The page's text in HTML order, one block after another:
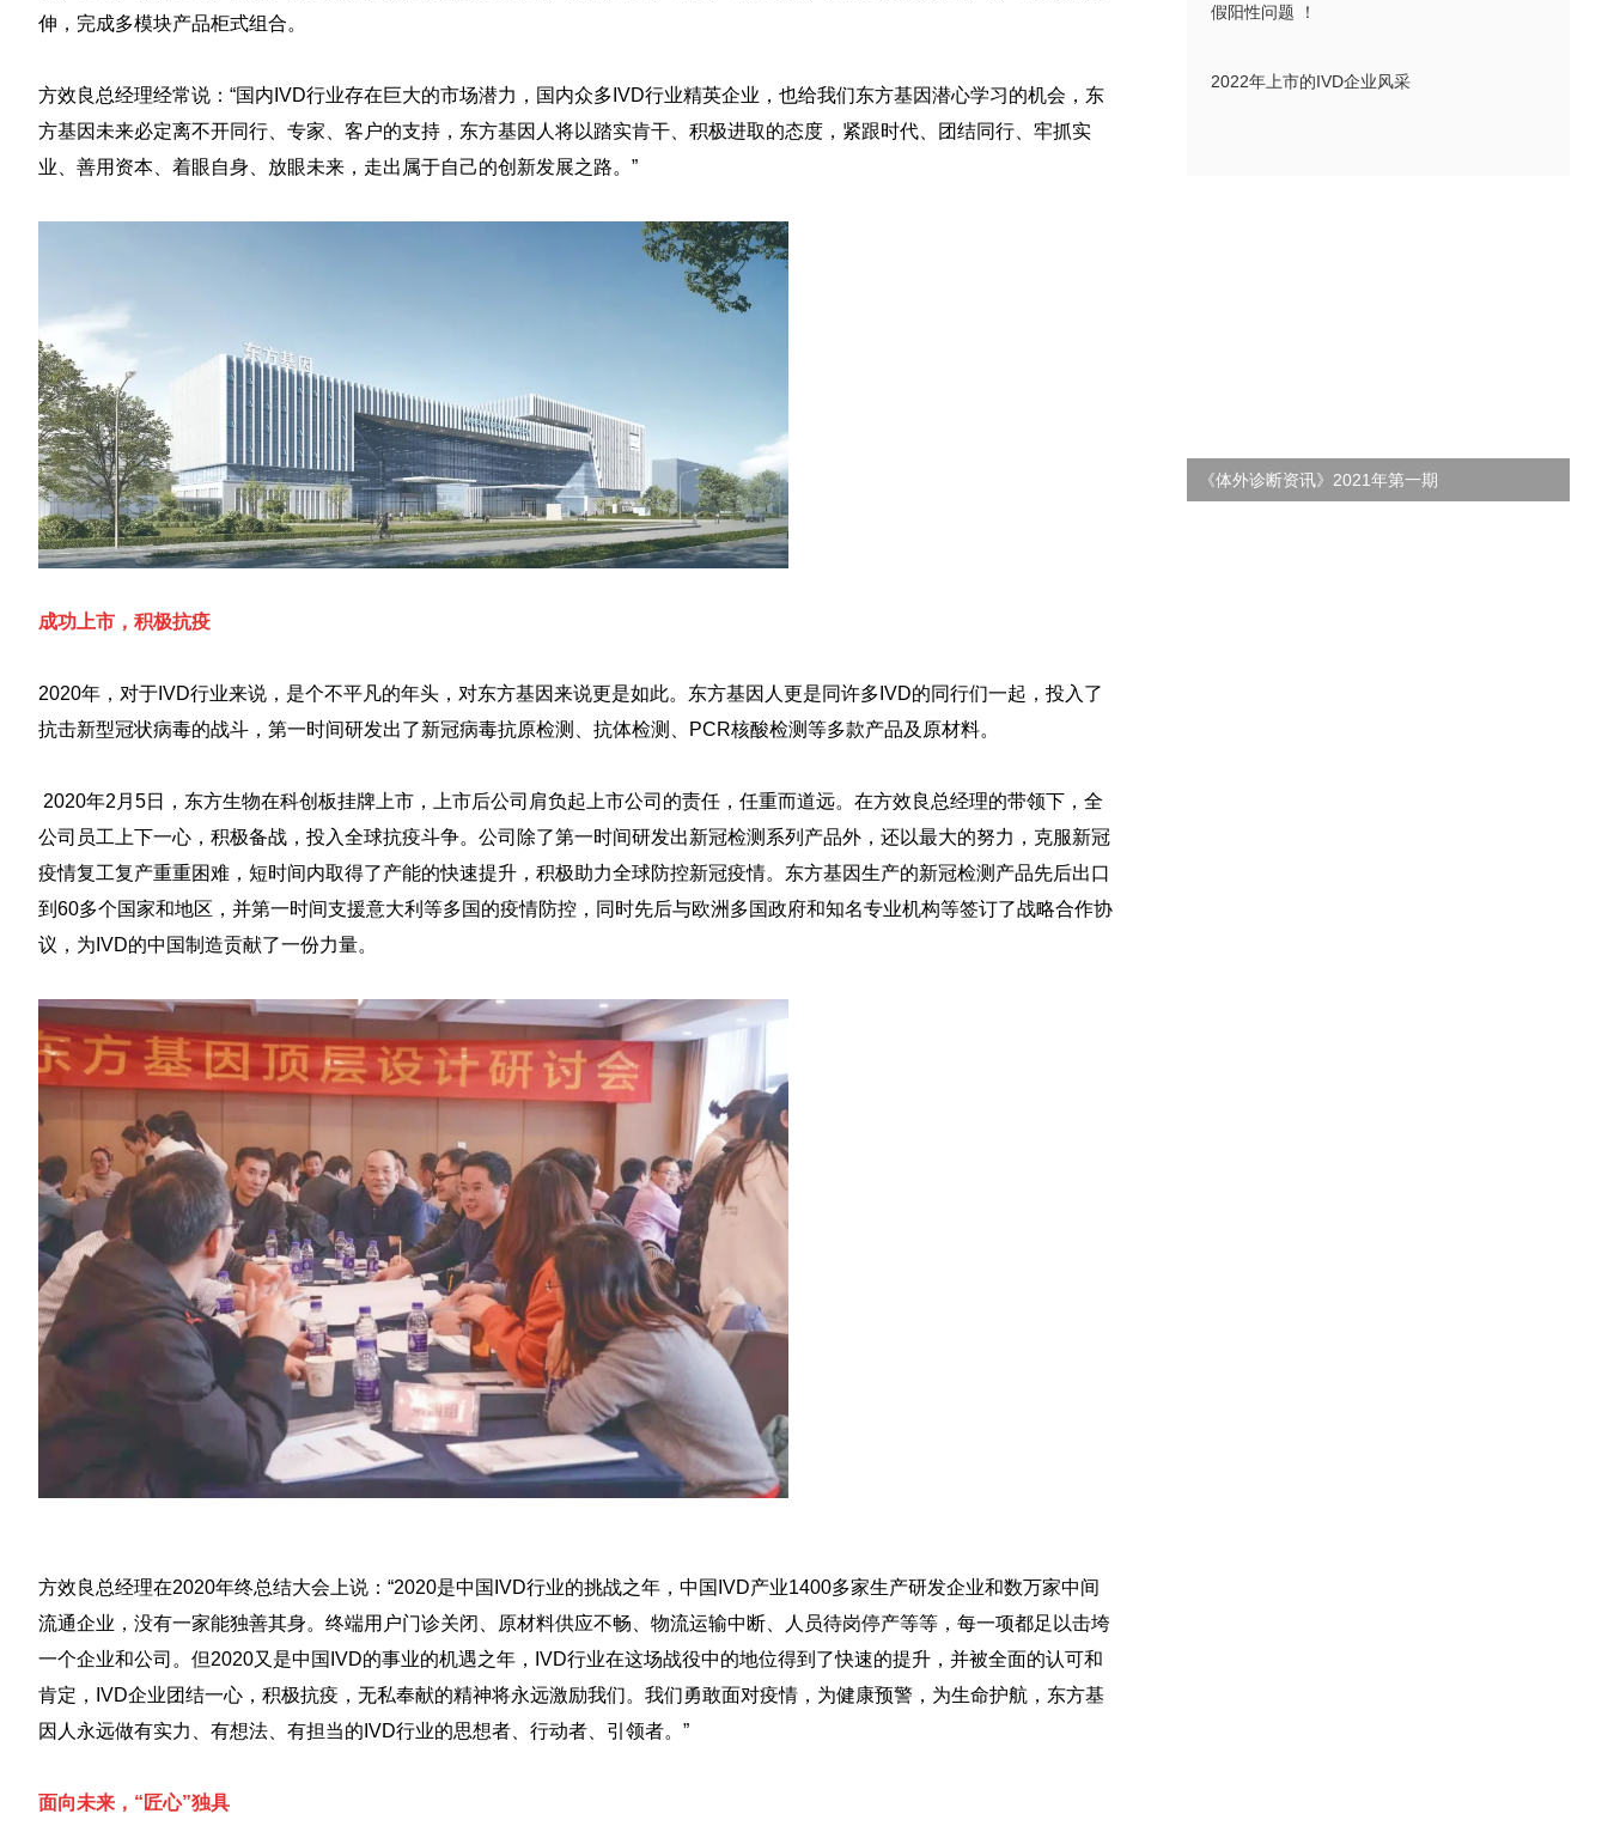
伸，完成多模块产品柜式组合。
方效良总经理经常说：“国内IVD行业存在巨大的市场潜力，国内众多IVD行业精英企业，也给我们东方基因潜心学习的机会，东
方基因未来必定离不开同行、专家、客户的支持，东方基因人将以踏实肯干、积极进取的态度，紧跟时代、团结同行、牢抓实
业、善用资本、着眼自身、放眼未来，走出属于自己的创新发展之路。”
成功上市，积极抗疫
2020年，对于IVD行业来说，是个不平凡的年头，对东方基因来说更是如此。东方基因人更是同许多IVD的同行们一起，投入了
抗击新型冠状病毒的战斗，第一时间研发出了新冠病毒抗原检测、抗体检测、PCR核酸检测等多款产品及原材料。
2020年2月5日，东方生物在科创板挂牌上市，上市后公司肩负起上市公司的责任，任重而道远。在方效良总经理的带领下，全
公司员工上下一心，积极备战，投入全球抗疫斗争。公司除了第一时间研发出新冠检测系列产品外，还以最大的努力，克服新冠
疫情复工复产重重困难，短时间内取得了产能的快速提升，积极助力全球防控新冠疫情。东方基因生产的新冠检测产品先后出口
到60多个国家和地区，并第一时间支援意大利等多国的疫情防控，同时先后与欧洲多国政府和知名专业机构等签订了战略合作协
议，为IVD的中国制造贡献了一份力量。
方效良总经理在2020年终总结大会上说：“2020是中国IVD行业的挑战之年，中国IVD产业1400多家生产研发企业和数万家中间
流通企业，没有一家能独善其身。终端用户门诊关闭、原材料供应不畅、物流运输中断、人员待岗停产等等，每一项都足以击垮
一个企业和公司。但2020又是中国IVD的事业的机遇之年，IVD行业在这场战役中的地位得到了快速的提升，并被全面的认可和
肯定，IVD企业团结一心，积极抗疫，无私奉献的精神将永远激励我们。我们勇敢面对疫情，为健康预警，为生命护航，东方基
因人永远做有实力、有想法、有担当的IVD行业的思想者、行动者、引领者。”
面向未来，“匠心”独具
假阳性问题 ！
2022年上市的IVD企业风采
《体外诊断资讯》2021年第一期